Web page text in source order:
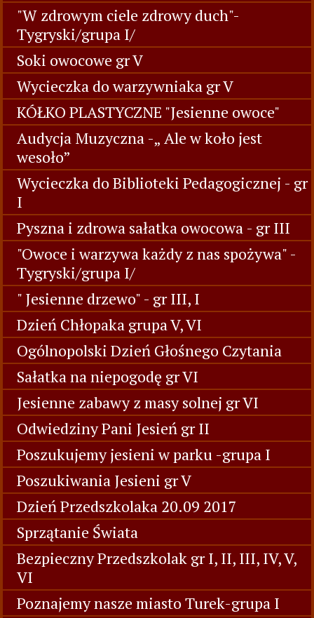
"W zdrowym ciele zdrowy duch"-
Tygryski/grupa I/
Soki owocowe gr V
Wycieczka do warzywniaka gr V
KÓŁKO PLASTYCZNE "Jesienne owoce"
Audycja Muzyczna -„ Ale w koło jest
wesoło”
Wycieczka do Biblioteki Pedagogicznej - gr
I
Pyszna i zdrowa sałatka owocowa - gr III
"Owoce i warzywa każdy z nas spożywa" -
Tygryski/grupa I/
" Jesienne drzewo" - gr III, I
Dzień Chłopaka grupa V, VI
Ogólnopolski Dzień Głośnego Czytania
Sałatka na niepogodę gr VI
Jesienne zabawy z masy solnej gr VI
Odwiedziny Pani Jesień gr II
Poszukujemy jesieni w parku -grupa I
Poszukiwania Jesieni gr V
Dzień Przedszkolaka 20.09 2017
Sprzątanie Świata
Bezpieczny Przedszkolak gr I, II, III, IV, V,
VI
Poznajemy nasze miasto Turek-grupa I